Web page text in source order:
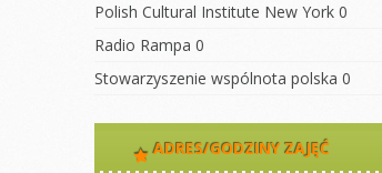
Polish Cultural Institute New York 0
Radio Rampa 0
Stowarzyszenie wspólnota polska 0
ADRES/GODZINY ZAJĘĆ